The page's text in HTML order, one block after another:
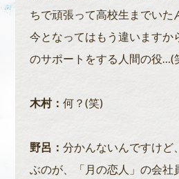
ちで頑張って高校生までいた
今となってはもう違いますか
のサポートをする人間の役…(
木村： 何？(笑)
野呂： 分かんないんですけど
ぶのが、「月の恋人」の会社